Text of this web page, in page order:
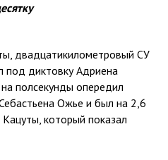
двадцатикилометровый СУ
под диктовку Адриена
полсекунды опередил
Ожье и был на 2,6
который показал